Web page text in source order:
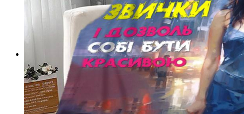
Самоклеюча поліуретанова плитка
Мозаїка з декоративного скла 298х298х4,5мм
Самоклеюча гнучка штукатурка (плитка, рулон)
Меблі для дому, дачі, пікніка
Показати усі Швидкий ремонт
Інфрачервона електрична плівкова тепла підлога
Інфрачервона плівка на метри
Готові комплекти теплої інфрачервоної плівкової підлоги
Комплекти для монтажу теплої підлоги Monocrystal
Комплекти для монтажу теплої підлоги Monocrystal
Комплекти для монтажу теплої підлоги Monocrystal
Комплекти для монтажу теплої підлоги Monocrystal